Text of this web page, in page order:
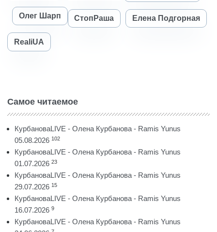
Олег Шарп СтопРаша Елена Подгорная
RealiUA
Самое читаемое
КурбановаLIVE - Олена Курбанова - Ramis Yunus
05.08.2026 102
КурбановаLIVE - Олена Курбанова - Ramis Yunus
01.07.2026 23
КурбановаLIVE - Олена Курбанова - Ramis Yunus
29.07.2026 15
КурбановаLIVE - Олена Курбанова - Ramis Yunus
16.07.2026 9
КурбановаLIVE - Олена Курбанова - Ramis Yunus